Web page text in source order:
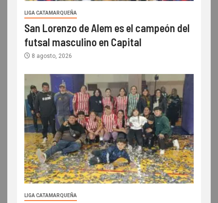
LIGA CATAMARQUEÑA
San Lorenzo de Alem es el campeón del
futsal masculino en Capital
8 agosto, 2026
LIGA CATAMARQUEÑA